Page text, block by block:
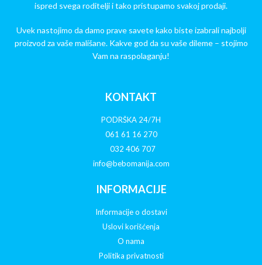
ispred svega roditelji i tako pristupamo svakoj prodaji.
Uvek nastojimo da damo prave savete kako biste izabrali najbolji
proizvod za vaše mališane. Kakve god da su vaše dileme – stojimo
Vam na raspolaganju!
KONTAKT
PODRŠKA 24/7H
061 61 16 270
032 406 707
info@bebomanija.com
INFORMACIJE
Informacije o dostavi
Uslovi korišćenja
O nama
Politika privatnosti